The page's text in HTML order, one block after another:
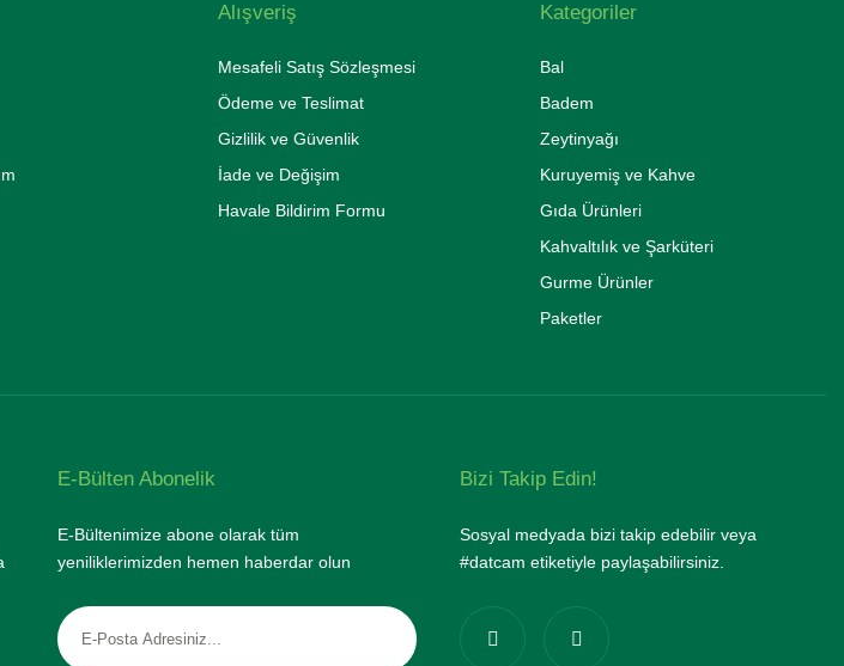
Alışveriş
Mesafeli Satış Sözleşmesi
Ödeme ve Teslimat
Gizlilik ve Güvenlik
İade ve Değişim
Havale Bildirim Formu
Kategoriler
Bal
Badem
Zeytinyağı
Kuruyemiş ve Kahve
Gıda Ürünleri
Kahvaltılık ve Şarküteri
Gurme Ürünler
Paketler
E-Bülten Abonelik
E-Bültenimize abone olarak tüm
yeniliklerimizden hemen haberdar olun
Bizi Takip Edin!
Sosyal medyada bizi takip edebilir veya
#datcam etiketiyle paylaşabilirsiniz.